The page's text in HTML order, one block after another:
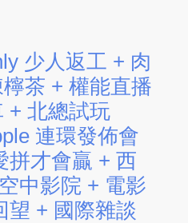
少人返工 + 肉
茶 + 權能直播
+ 北總試玩
連環發佈會
拼才會贏 + 西
中影院 + 電影
望 + 國際雜談